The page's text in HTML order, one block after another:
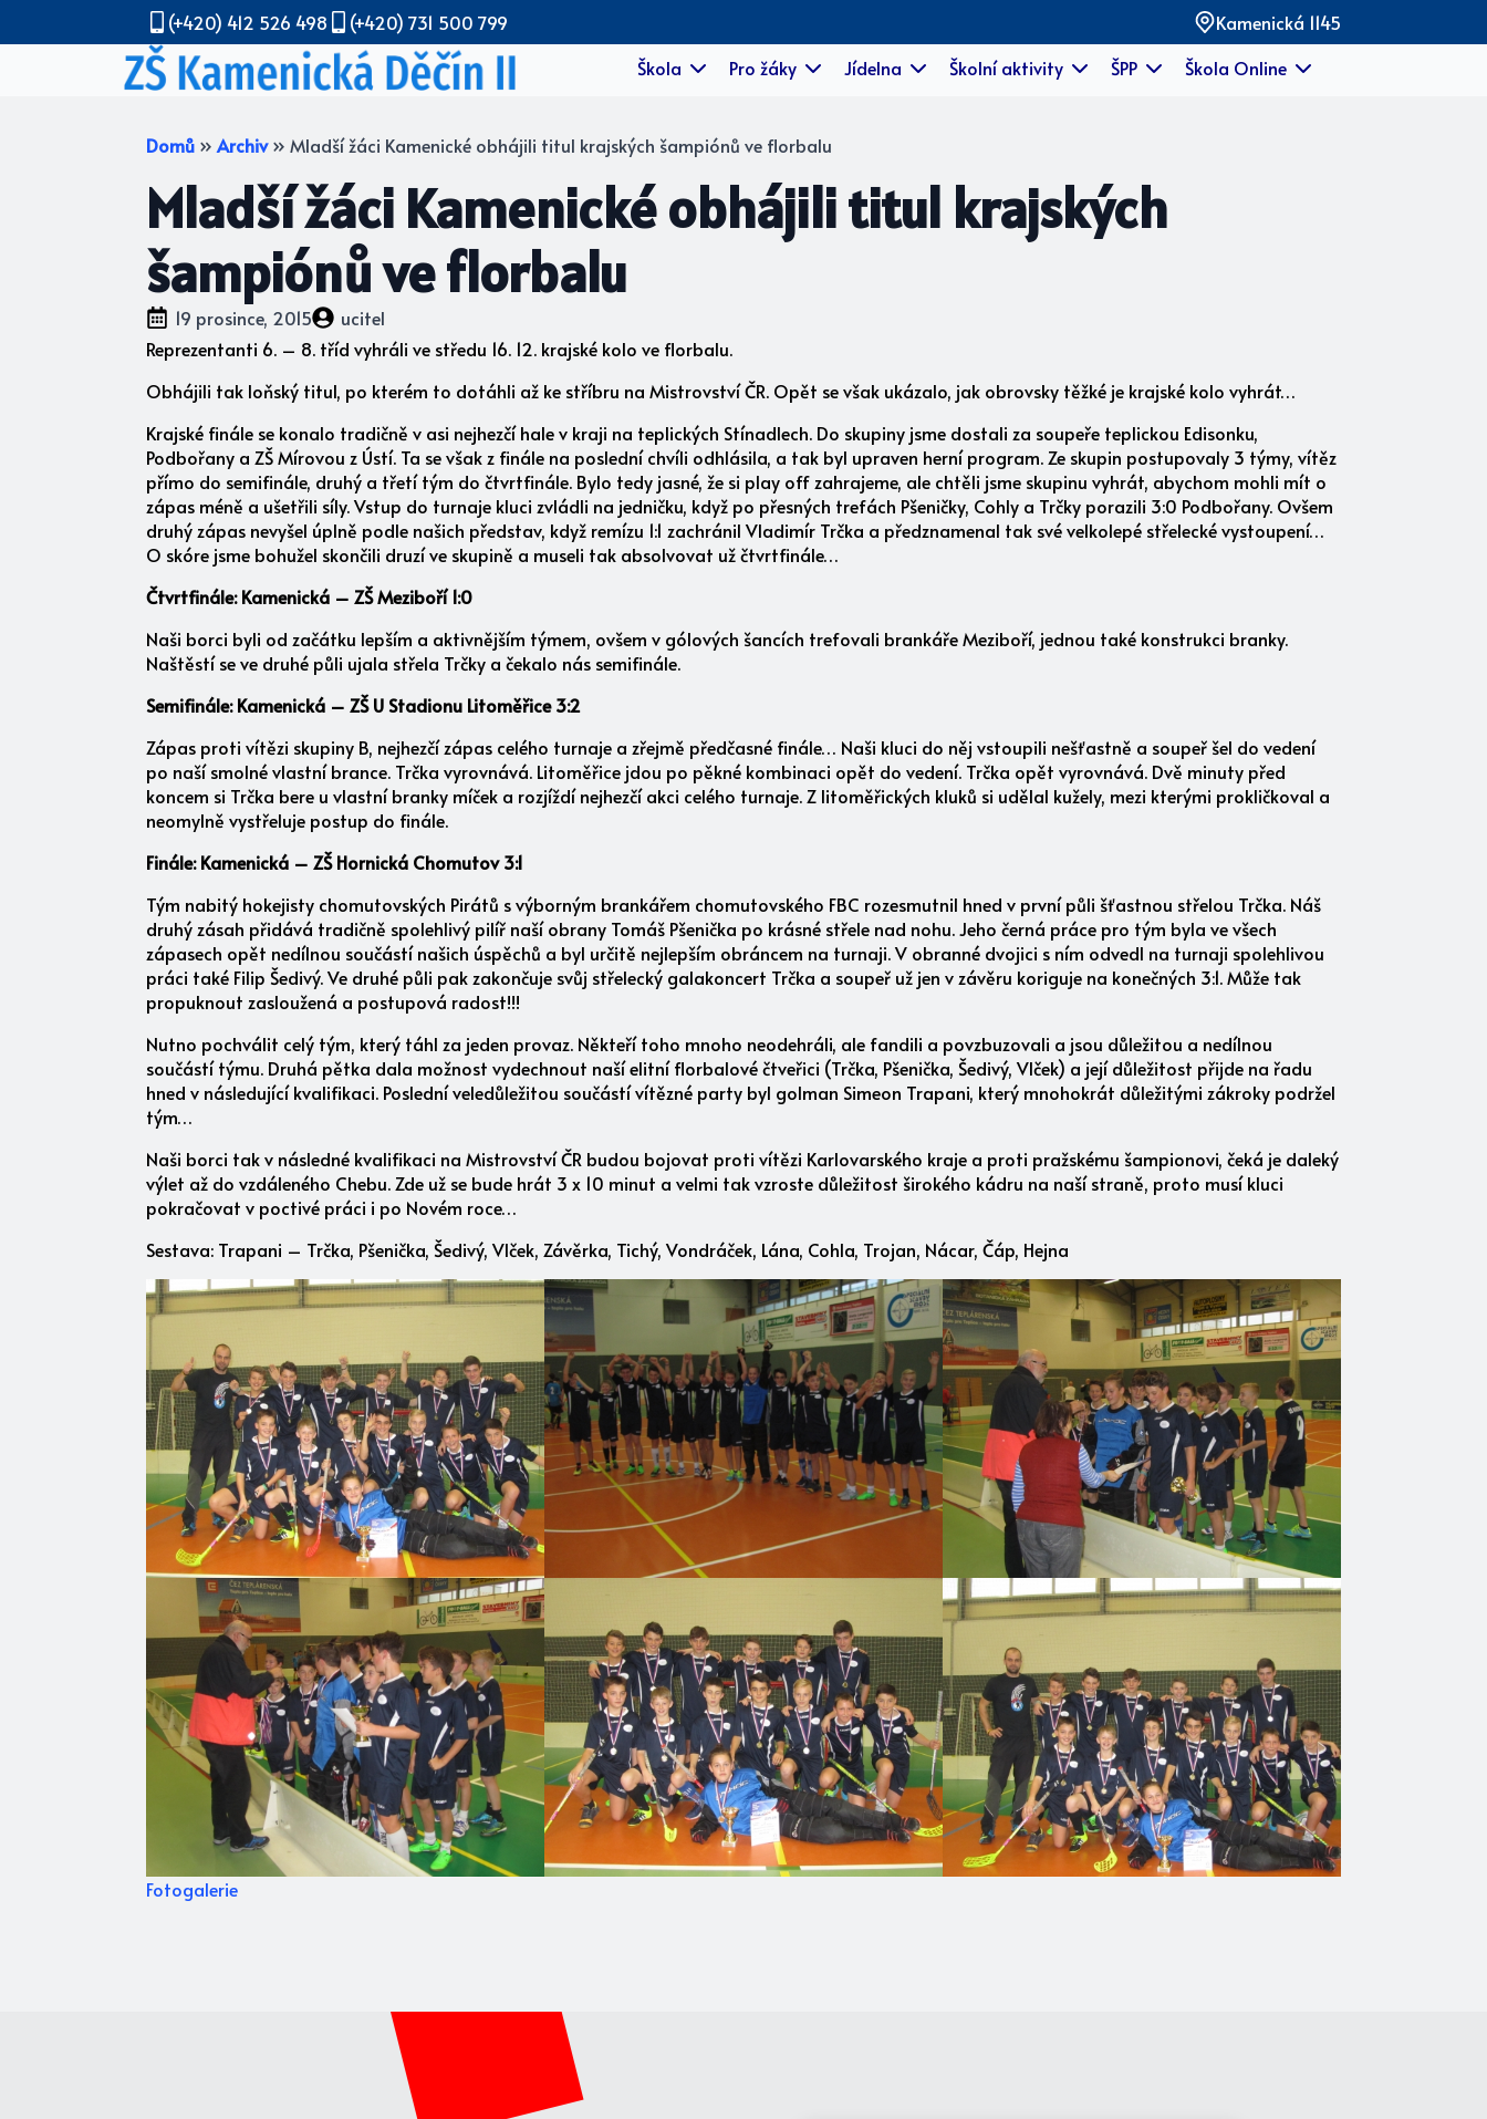
(+420) 412 526 498 (+420) 731 500 799
Kamenická 1145
Škola
Pro žáky Jídelna Školní aktivity ŠPP Škola Online
Domů » Archiv » Mladší žáci Kamenické obhájili titul krajských šampiónů ve florbalu
Mladší žáci Kamenické obhájili titul krajských
šampiónů ve florbalu
19 prosince, 2015
ucitel
Reprezentanti 6. – 8. tříd vyhráli ve středu 16. 12. krajské kolo ve florbalu.
Obhájili tak loňský titul, po kterém to dotáhli až ke stříbru na Mistrovství ČR. Opět se však ukázalo, jak obrovsky těžké je krajské kolo vyhrát…
Krajské finále se konalo tradičně v asi nejhezčí hale v kraji na teplických Stínadlech. Do skupiny jsme dostali za soupeře teplickou Edisonku,
Podbořany a ZŠ Mírovou z Ústí. Ta se však z finále na poslední chvíli odhlásila, a tak byl upraven herní program. Ze skupin postupovaly 3 týmy, vítěz
přímo do semifinále, druhý a třetí tým do čtvrtfinále. Bylo tedy jasné, že si play off zahrajeme, ale chtěli jsme skupinu vyhrát, abychom mohli mít o
zápas méně a ušetřili síly. Vstup do turnaje kluci zvládli na jedničku, když po přesných trefách Pšeničky, Cohly a Trčky porazili 3:0 Podbořany. Ovšem
druhý zápas nevyšel úplně podle našich představ, když remízu 1:1 zachránil Vladimír Trčka a předznamenal tak své velkolepé střelecké vystoupení…
O skóre jsme bohužel skončili druzí ve skupině a museli tak absolvovat už čtvrtfinále…
Čtvrtfinále: Kamenická – ZŠ Meziboří 1:0
Naši borci byli od začátku lepším a aktivnějším týmem, ovšem v gólových šancích trefovali brankáře Meziboří, jednou také konstrukci branky.
Naštěstí se ve druhé půli ujala střela Trčky a čekalo nás semifinále.
Semifinále: Kamenická – ZŠ U Stadionu Litoměřice 3:2
Zápas proti vítězi skupiny B, nejhezčí zápas celého turnaje a zřejmě předčasné finále… Naši kluci do něj vstoupili nešťastně a soupeř šel do vedení
po naší smolné vlastní brance. Trčka vyrovnává. Litoměřice jdou po pěkné kombinaci opět do vedení. Trčka opět vyrovnává. Dvě minuty před
koncem si Trčka bere u vlastní branky míček a rozjíždí nejhezčí akci celého turnaje. Z litoměřických kluků si udělal kužely, mezi kterými prokličkoval a
neomylně vystřeluje postup do finále.
Finále: Kamenická – ZŠ Hornická Chomutov 3:1
Tým nabitý hokejisty chomutovských Pirátů s výborným brankářem chomutovského FBC rozesmutnil hned v první půli šťastnou střelou Trčka. Náš
druhý zásah přidává tradičně spolehlivý pilíř naší obrany Tomáš Pšenička po krásné střele nad nohu. Jeho černá práce pro tým byla ve všech
zápasech opět nedílnou součástí našich úspěchů a byl určitě nejlepším obráncem na turnaji. V obranné dvojici s ním odvedl na turnaji spolehlivou
práci také Filip Šedivý. Ve druhé půli pak zakončuje svůj střelecký galakoncert Trčka a soupeř už jen v závěru koriguje na konečných 3:1. Může tak
propuknout zasloužená a postupová radost!!!
Nutno pochválit celý tým, který táhl za jeden provaz. Někteří toho mnoho neodehráli, ale fandili a povzbuzovali a jsou důležitou a nedílnou
součástí týmu. Druhá pětka dala možnost vydechnout naší elitní florbalové čtveřici (Trčka, Pšenička, Šedivý, Vlček) a její důležitost přijde na řadu
hned v následující kvalifikaci. Poslední veledůležitou součástí vítězné party byl golman Simeon Trapani, který mnohokrát důležitými zákroky podržel
tým…
Naši borci tak v následné kvalifikaci na Mistrovství ČR budou bojovat proti vítězi Karlovarského kraje a proti pražskému šampionovi, čeká je daleký
výlet až do vzdáleného Chebu. Zde už se bude hrát 3 x 10 minut a velmi tak vzroste důležitost širokého kádru na naší straně, proto musí kluci
pokračovat v poctivé práci i po Novém roce…
Sestava: Trapani – Trčka, Pšenička, Šedivý, Vlček, Závěrka, Tichý, Vondráček, Lána, Cohla, Trojan, Nácar, Čáp, Hejna
Fotogalerie